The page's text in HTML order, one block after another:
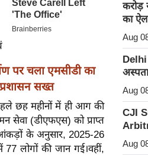
पर चला एमसीडी का
सख्त
छह महीनों में ही आग की
सेवा (डीएफएस) को प्राप्त
के अनुसार, 2025-26
लोगों की जान गई।वहीं,
करोड़
का
Aug
Delhi
Aug
CJI
Aug